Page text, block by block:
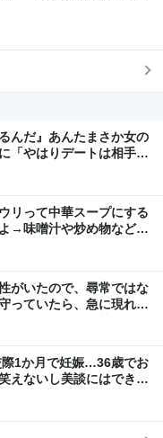
んだ』あんたまさか女の
「やはりデートは相手へ
リって中華スープにする
→味噌汁や炒め物など、
がいたので、尋常ではな
っていたら、急に現れた
スマホをはたき落とされ
1か月で妊娠…36歳でお
えないし美談にはできな